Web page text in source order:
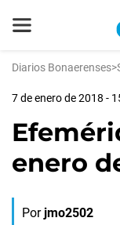
Diarios Bonaerenses>
7 de enero de 2018 -
enero
Por jmo2502